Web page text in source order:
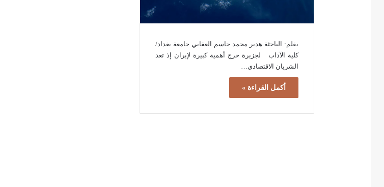
بقلم: الباحثة هدير محمد جاسم العقابي جامعة بغداد/
كلية الآداب لجزيرة خرج أهمية كبيرة لإيران إذ تعد
الشريان الاقتصادي…
أكمل القراءة »